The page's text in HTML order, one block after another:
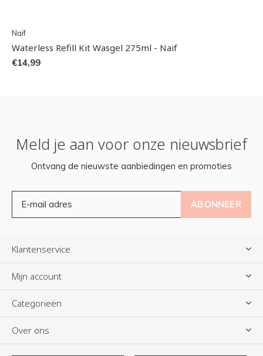
Naïf
Waterless Refill Kit Wasgel 275ml - Naif
€14,99
Meld je aan voor onze nieuwsbrief
Ontvang de nieuwste aanbiedingen en promoties
ABONNEER
Klantenservice
Mijn account
Categorieën
Over ons